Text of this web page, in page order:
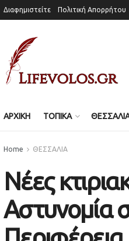
Διαφημιστείτε Πολιτική Απορρήτου
ΑΡΧΙΚΗ ΤΟΠΙΚΑ
Home ΘΕΣΣΑΛΙΑ
Νέες
Αστυνομία